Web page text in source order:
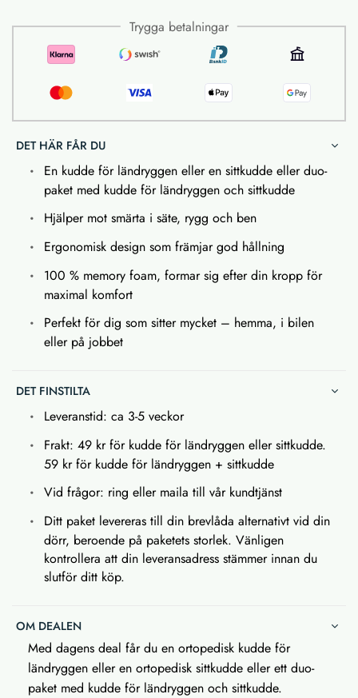
Trygga betalningar
DET HÄR FÅR DU
En kudde för ländryggen eller en sittkudde eller duo-
paket med kudde för ländryggen och sittkudde
Hjälper mot smärta i säte, rygg och ben
Ergonomisk design som främjar god hållning
100 % memory foam, formar sig efter din kropp för
maximal komfort
Perfekt för dig som sitter mycket – hemma, i bilen
eller på jobbet
DET FINSTILTA
Leveranstid: ca 3-5 veckor
Frakt: 49 kr för kudde för ländryggen eller sittkudde.
59 kr för kudde för ländryggen + sittkudde
Vid frågor: ring eller maila till vår kundtjänst
Ditt paket levereras till din brevlåda alternativt vid din
dörr, beroende på paketets storlek. Vänligen
kontrollera att din leveransadress stämmer innan du
slutför ditt köp.
OM DEALEN
Med dagens deal får du en ortopedisk kudde för
ländryggen eller en ortopedisk sittkudde eller ett duo-
paket med kudde för ländryggen och sittkudde.